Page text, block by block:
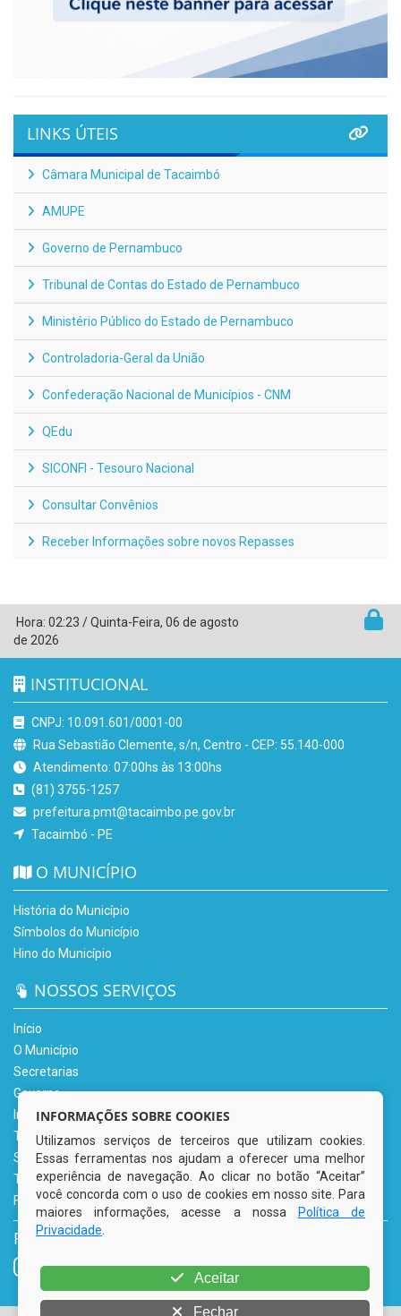
LINKS ÚTEIS
Câmara Municipal de Tacaimbó
AMUPE
Governo de Pernambuco
Tribunal de Contas do Estado de Pernambuco
Ministério Público do Estado de Pernambuco
Controladoria-Geral da União
Confederação Nacional de Municípios - CNM
QEdu
SICONFI - Tesouro Nacional
Consultar Convênios
Receber Informações sobre novos Repasses
Hora: 02:23 /Quinta-Feira, 06 de agosto
de 2026
INSTITUCIONAL
CNPJ: 10.091.601/0001-00
Rua Sebastião Clemente, s/n, Centro - CEP: 55.140-000
Atendimento: 07:00hs às 13:00hs
(81) 3755-1257
prefeitura.pmt@tacaimbo.pe.gov.br
Tacaimbó - PE
O MUNICÍPIO
História do Município
Símbolos do Município
Hino do Município
NOSSOS SERVIÇOS
Início
O Município
Secretarias
Governo
Informe-se
Transparência
Serviços Digitais
Tributário
Fale Conosco
REDES SOCIAIS
INFORMAÇÕES SOBRE COOKIES
Utilizamos serviços de terceiros que utilizam cookies.
Essas ferramentas nos ajudam a oferecer uma melhor
experiência de navegação. Ao clicar no botão “Aceitar”
você concorda com o uso de cookies em nosso site. Para
maiores informações, acesse a nossa
Política de
Privacidade
Aceitar
Fechar